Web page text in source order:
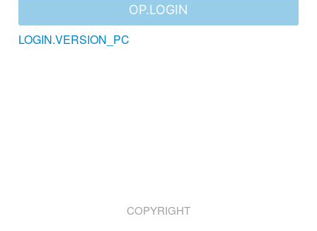
OP.LOGIN
LOGIN.VERSION_PC
COPYRIGHT